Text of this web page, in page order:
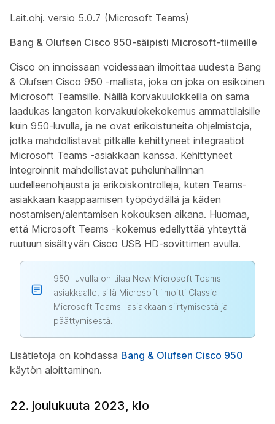
Lait.ohj. versio 5.0.7 (Microsoft Teams)
Bang & Olufsen Cisco 950-säipisti Microsoft-tiimeille
Cisco on innoissaan voidessaan ilmoittaa uudesta Bang
& Olufsen Cisco 950 -mallista, joka on joka on esikoinen
Microsoft Teamsille. Näillä korvakuulokkeilla on sama
laadukas langaton korvakuulokekokemus ammattilaisille
kuin 950-luvulla, ja ne ovat erikoistuneita ohjelmistoja,
jotka mahdollistavat pitkälle kehittyneet integraatiot
Microsoft Teams -asiakkaan kanssa. Kehittyneet
integroinnit mahdollistavat puhelunhallinnan
uudelleenohjausta ja erikoiskontrolleja, kuten Teams-
asiakkaan kaappaamisen työpöydällä ja käden
nostamisen/alentamisen kokouksen aikana. Huomaa,
että Microsoft Teams -kokemus edellyttää yhteyttä
ruutuun sisältyvän Cisco USB HD-sovittimen avulla.
950-luvulla on tilaa New Microsoft Teams -
asiakkaalle, sillä Microsoft ilmoitti Classic
Microsoft Teams -asiakkaan siirtymisestä ja
päättymisestä.
Lisätietoja on kohdassa Bang & Olufsen Cisco 950
käytön aloittaminen.
22. joulukuuta 2023, klo